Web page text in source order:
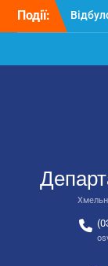
Перейти
Події: